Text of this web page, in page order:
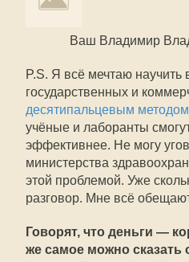
Ваш Владимир
P.S. Я всё мечтаю научить
государственных и
десятипальцевым методом
учёные и лаборанты
эффективнее. Не могу
министерства
этой проблемой. Уже
разговор. Мне всё
Говорят, что деньги —
же самое можно сказать